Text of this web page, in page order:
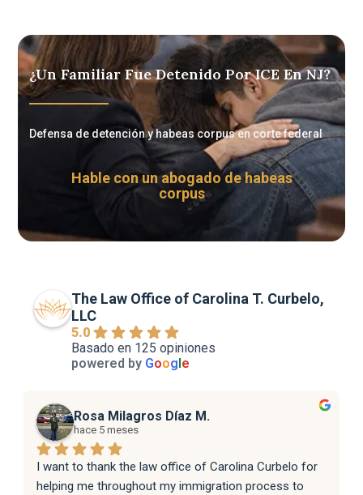
¿Un Familiar Fue Detenido Por ICE En NJ?
Defensa de detención y habeas corpus en corte federal
Hable con un abogado de habeas
corpus
The Law Office of Carolina T. Curbelo,
LLC
5.0
Basado en 125 opiniones
powered by Goog e
Rosa Milagros Díaz M.
hace 5 meses
I want to thank the law office of Carolina Curbelo for
helping me throughout my immigration process to